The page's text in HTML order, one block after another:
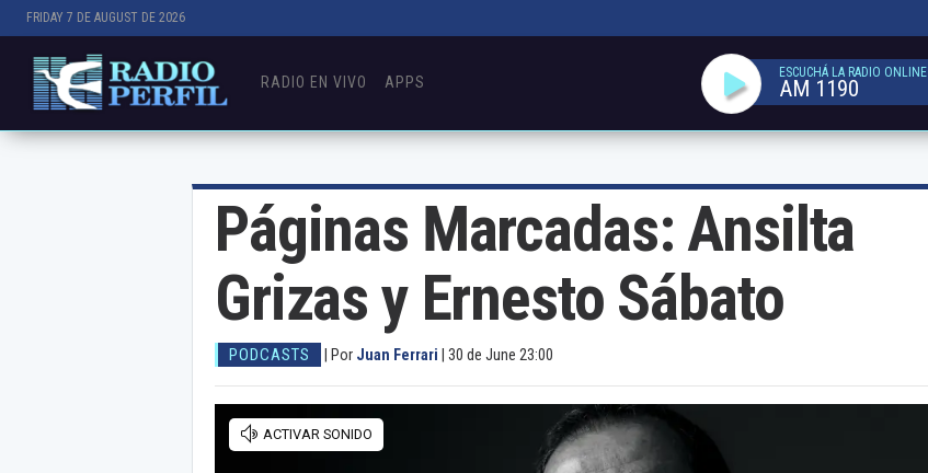
FRIDAY 7 DE AUGUST DE 2026
RADIO EN VIVO APPS
ESCUCHÁ LA RADIO ONLINE
AM 1190
Páginas Marcadas: Ansilta
Grizas y Ernesto Sábato
PODCASTS Por Juan Ferrari 30 de June 23:00